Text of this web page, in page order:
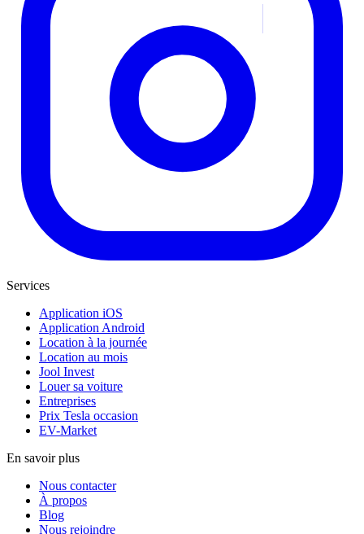
Services
Application iOS
Application Android
Location à la journée
Location au mois
Jool Invest
Louer sa voiture
Entreprises
Prix Tesla occasion
EV-Market
En savoir plus
Nous contacter
À propos
Blog
Nous rejoindre